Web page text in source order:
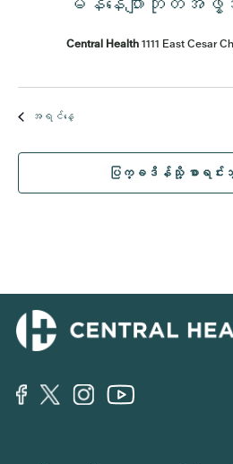
Central Health1111 East Cesar
အရင်နေ့
ပြက္ခဒိန်သို့ စာရင်းသွ